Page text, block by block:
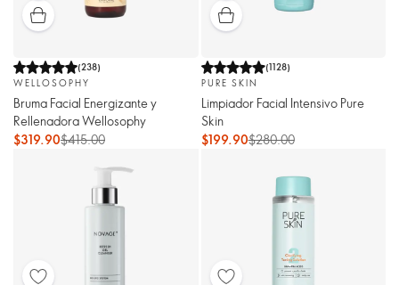
(238)
WELLOSOPHY
Bruma Facial Energizante y
Rellenadora Wellosophy
$319.90$415.00
(1128)
PURE SKIN
Limpiador Facial Intensivo Pure
Skin
$199.90$280.00